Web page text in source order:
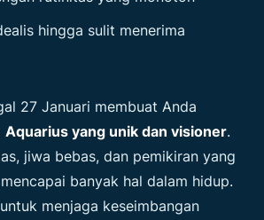
hingga sulit menerima
27 Januari membuat Anda
Aquarius yang unik dan visioner.
jiwa bebas, dan pemikiran yang
banyak hal dalam hidup.
menjaga keseimbangan